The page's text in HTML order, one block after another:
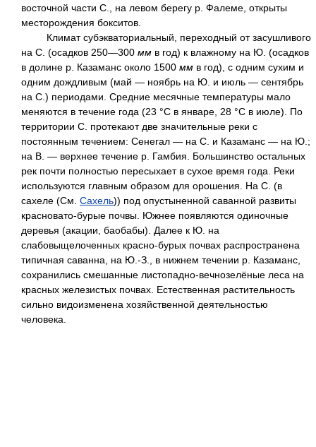
восточной части С., на левом берегу р. Фалеме, открыты
месторождения бокситов.
Климат субэкваториальный, переходный от засушливого
на С. (осадков 250—300 мм в год) к влажному на Ю. (осадков
в долине р. Казаманс около 1500 мм в год), с одним сухим и
одним дождливым (май — ноябрь на Ю. и июль — сентябрь
на С.) периодами. Средние месячные температуры мало
меняются в течение года (23 °С в январе, 28 °С в июле). По
территории С. протекают две значительные реки с
постоянным течением: Сенегал — на С. и Казаманс — на Ю.;
на В. — верхнее течение р. Гамбия. Большинство остальных
рек почти полностью пересыхает в сухое время года. Реки
используются главным образом для орошения. На С. (в
сахеле (См. Сахель)) под опустыненной саванной развиты
красновато-бурые почвы. Южнее появляются одиночные
деревья (акации, баобабы). Далее к Ю. на
слабовыщелоченных красно-бурых почвах распространена
типичная саванна, на Ю.-З., в нижнем течении р. Казаманс,
сохранились смешанные листопадно-вечнозелёные леса на
красных железистых почвах. Естественная растительность
сильно видоизменена хозяйственной деятельностью
человека.